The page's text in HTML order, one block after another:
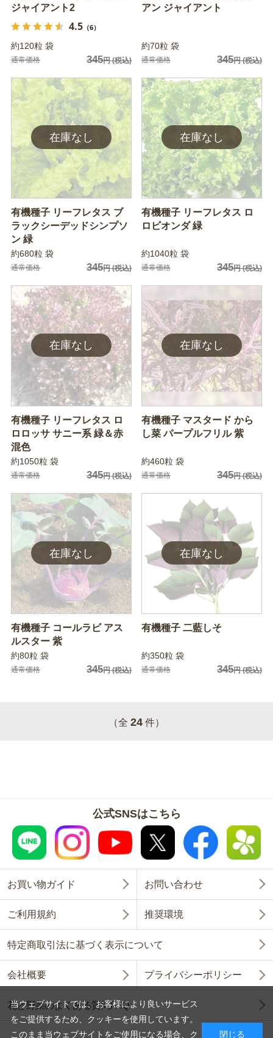
ジャイアント2
4.5（6）
約120粒 袋
通常価格 345円(税込)
アン ジャイアント
約70粒 袋
通常価格 345円(税込)
有機種子 リーフレタス ブ
ラックシーデッドシンプソ
ン 緑
約680粒 袋
通常価格 345円(税込)
有機種子 リーフレタス ロ
ロビオンダ 緑
約1040粒 袋
通常価格 345円(税込)
有機種子 リーフレタス ロ
ロロッサ サニー系 緑＆赤
混色
約1050粒 袋
通常価格 345円(税込)
有機種子 マスタード から
し菜 パープルフリル 紫
約460粒 袋
通常価格 345円(税込)
有機種子 コールラビ アス
ルスター 紫
約80粒 袋
通常価格 345円(税込)
有機種子 二藍しそ
約350粒 袋
通常価格 345円(税込)
（全 24 件）
公式SNSはこちら
お買い物ガイド お問い合わせ
ご利用規約 推奨環境
特定商取引法に基づく表示について
会社概要 プライバシーポリシー
花と野菜のよくある質問FAQ
当ウェブサイトでは、お客様により良いサービス
をご提供するため、クッキーを使用しています。
このまま当ウェブサイトをご使用になる場合、ク
閉じる